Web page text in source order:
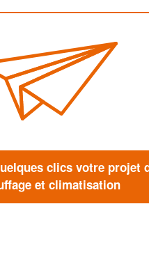
clics votre projet
et climatisation